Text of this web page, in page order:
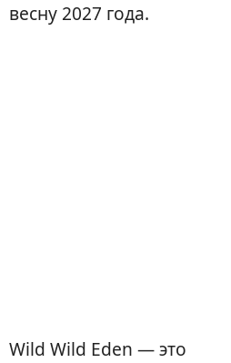
весну 2027 года.
Wild Wild Eden — это